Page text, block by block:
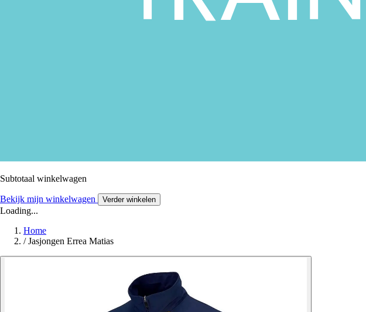
Subtotaal winkelwagen
Bekijk mijn winkelwagen Verder winkelen
Loading...
Home
/ Jasjongen Errea Matias